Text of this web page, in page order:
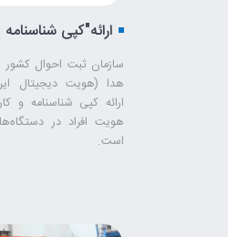
سازمان ثبت احوال کشور
هدا (هویت دیجیتال
ارائه کپی شناسنامه و
هویت افراد در
است.